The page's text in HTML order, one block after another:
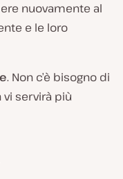
nuovamente al
e le loro
. Non c’è bisogno di
servirà più